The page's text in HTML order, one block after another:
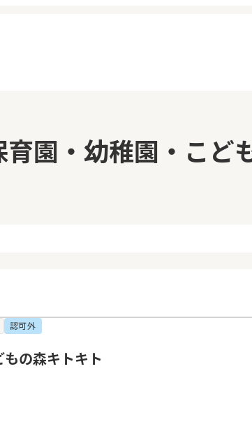
閲覧履歴
お気に入り
メ
育園・幼稚園・こど
認可外
の森キトキト